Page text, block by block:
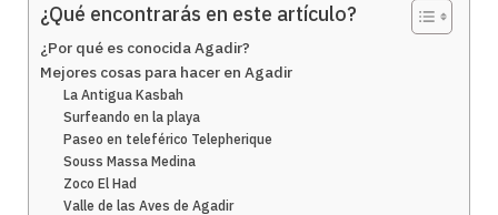
¿Qué encontrarás en este artículo?
¿Por qué es conocida Agadir?
Mejores cosas para hacer en Agadir
La Antigua Kasbah
Surfeando en la playa
Paseo en teleférico Telepherique
Souss Massa Medina
Zoco El Had
Valle de las Aves de Agadir